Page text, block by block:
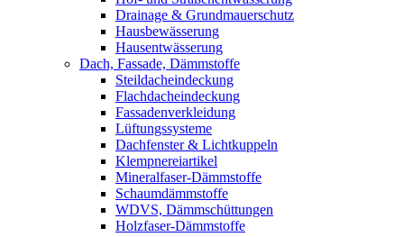
Drainage & Grundmauerschutz
Hausbewässerung
Hausentwässerung
Dach, Fassade, Dämmstoffe
Steildacheindeckung
Flachdacheindeckung
Fassadenverkleidung
Lüftungssysteme
Dachfenster & Lichtkuppeln
Klempnereiartikel
Mineralfaser-Dämmstoffe
Schaumdämmstoffe
WDVS, Dämmschüttungen
Holzfaser-Dämmstoffe